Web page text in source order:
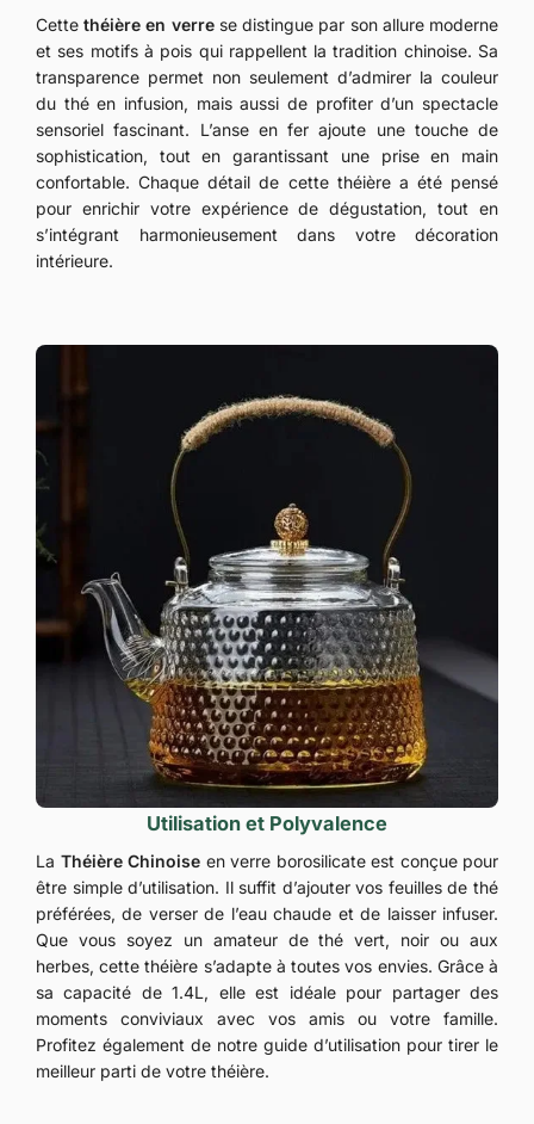
Cettethéière en verrese distingue par son allure moderne
et ses motifs à pois qui rappellent la tradition chinoise. Sa
transparence permet non seulement d’admirer la couleur
du thé en infusion, mais aussi de profiter d’un spectacle
sensoriel fascinant. L’anse en fer ajoute une touche de
sophistication, tout en garantissant une prise en main
confortable. Chaque détail de cette théière a été pensé
pour enrichir votre expérience de dégustation, tout en
s’intégrant harmonieusement dans votre décoration
intérieure.
Utilisation et Polyvalence
La Théière Chinoise en verre borosilicate est conçue pour
être simple d’utilisation. Il suffit d’ajouter vos feuilles de thé
préférées, de verser de l’eau chaude et de laisser infuser.
Que vous soyez un amateur de thé vert, noir ou aux
herbes, cette théière s’adapte à toutes vos envies. Grâce à
sa capacité de 1.4L, elle est idéale pour partager des
moments conviviaux avec vos amis ou votre famille.
Profitez également de notre guide d’utilisation pour tirer le
meilleur parti de votre théière.